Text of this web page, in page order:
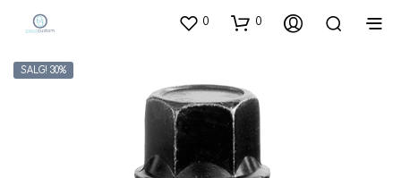
0 0
SALG! 30%